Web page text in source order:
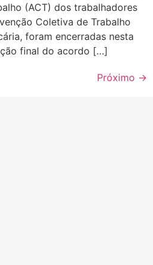
(ACT) dos trabalhadores
Coletiva de Trabalho
foram encerradas nesta
final do acordo […]
Próximo →